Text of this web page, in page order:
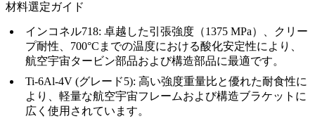
材料選定ガイド
インコネル718: 卓越した引張強度（1375 MPa）、クリー
プ耐性、700°Cまでの温度における酸化安定性により、
航空宇宙タービン部品および構造部品に最適です。
Ti-6Al-4V (グレード5): 高い強度重量比と優れた耐食性に
より、軽量な航空宇宙フレームおよび構造ブラケットに
広く使用されています。